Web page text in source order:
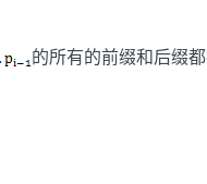
的所有的前缀和后缀